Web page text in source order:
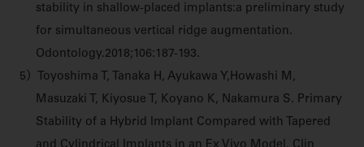
stability in shallow-placed implants:a preliminary study
for simultaneous vertical ridge augmentation.
Odontology.2018;106:187-193.
5）Toyoshima T, Tanaka H, Ayukawa Y,Howashi M,
Masuzaki T, Kiyosue T, Koyano K, Nakamura S. Primary
Stability of a Hybrid Implant Compared with Tapered